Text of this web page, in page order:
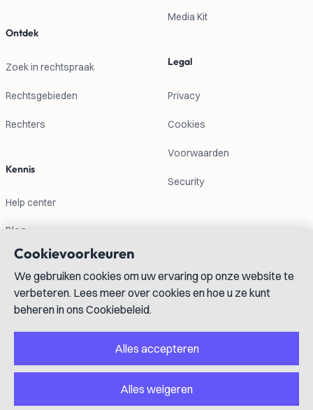
Ontdek
Zoek in rechtspraak
Rechtsgebieden
Rechters
Kennis
Help center
Blog
Media Kit
Legal
Privacy
Cookies
Voorwaarden
Security
Contactgegevens
info@lexboost.com
GitHubYouTube
Cookievoorkeuren
We gebruiken cookies om uw ervaring op onze website te
verbeteren. Lees meer over cookies en hoe u ze kunt
beheren in ons Cookiebeleid.
Alles accepteren
Alles weigeren